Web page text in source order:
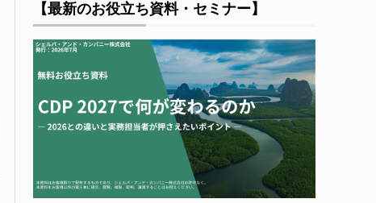
【最新のお役立ち資料・セミナー】